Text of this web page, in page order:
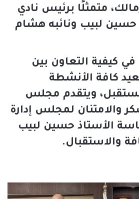
متمثّلًا برئيس نادي
حسين لبيب ونائبه هشام
كيفية التعاون بين
كافة الأنشطة
ويتقدم مجلس
والامتنان لمجلس إدارة
الأستاذ حسين لبيب
والاستقبال.